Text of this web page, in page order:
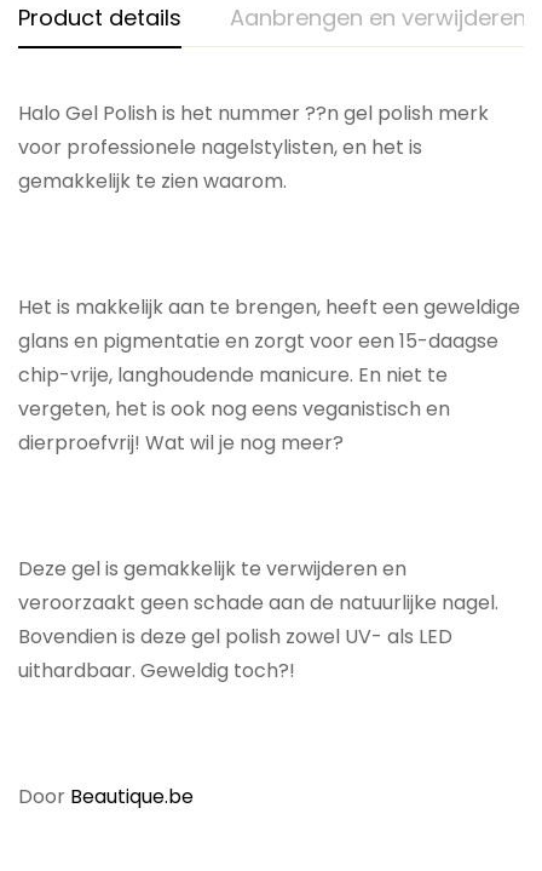
Product details Aanbrengen en verwijderen
Halo Gel Polish is het nummer ??n gel polish merk
voor professionele nagelstylisten, en het is
gemakkelijk te zien waarom.
Het is makkelijk aan te brengen, heeft een geweldige
glans en pigmentatie en zorgt voor een 15-daagse
chip-vrije, langhoudende manicure. En niet te
vergeten, het is ook nog eens veganistisch en
dierproefvrij! Wat wil je nog meer?
Deze gel is gemakkelijk te verwijderen en
veroorzaakt geen schade aan de natuurlijke nagel.
Bovendien is deze gel polish zowel UV- als LED
uithardbaar. Geweldig toch?!
Door Beautique.be